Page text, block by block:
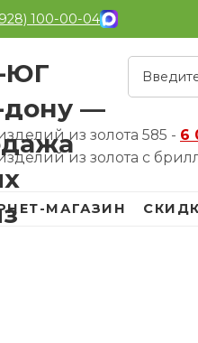
100-00-04
из золота 585 - 6
из золота с
МАГАЗИН